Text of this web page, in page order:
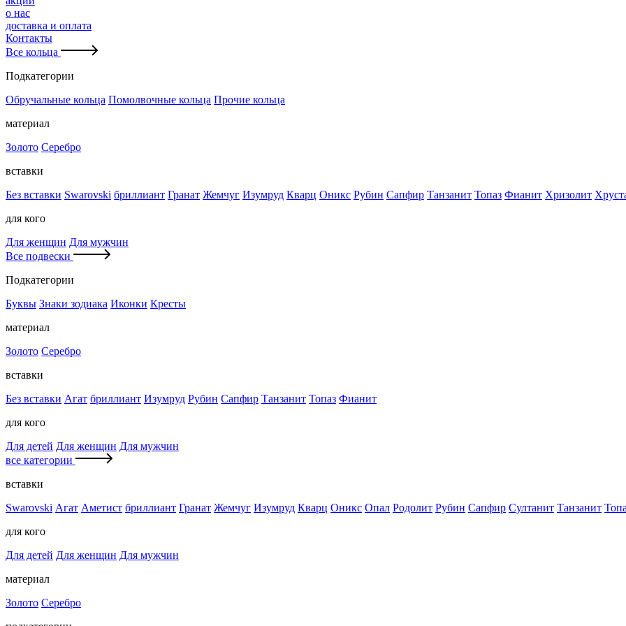
о нас
доставка и оплата
Контакты
Все кольца
Подкатегории
Обручальные кольца Помолвочные кольца Прочие кольца
материал
Золото Серебро
вставки
Без вставки Swarovski бриллиант Гранат Жемчуг Изумруд Кварц Оникс Рубин Сапфир Танзанит Топаз Фианит Хризолит
для кого
Для женщин Для мужчин
Все подвески
Подкатегории
Буквы Знаки зодиака Иконки Кресты
материал
Золото Серебро
вставки
Без вставки Агат бриллиант Изумруд Рубин Сапфир Танзанит Топаз Фианит
для кого
Для детей Для женщин Для мужчин
все категории
вставки
Swarovski Агат Аметист бриллиант Гранат Жемчуг Изумруд Кварц Оникс Опал Родолит Рубин Сапфир Султанит Танзанит
для кого
Для детей Для женщин Для мужчин
материал
Золото Серебро